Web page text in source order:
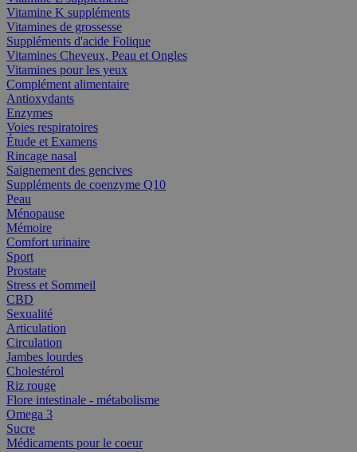
Vitamine K suppléments
Vitamines de grossesse
Suppléments d'acide Folique
Vitamines Cheveux, Peau et Ongles
Vitamines pour les yeux
Complément alimentaire
Antioxydants
Enzymes
Voies respiratoires
Étude et Examens
Rincage nasal
Saignement des gencives
Suppléments de coenzyme Q10
Peau
Ménopause
Mémoire
Comfort urinaire
Sport
Prostate
Stress et Sommeil
CBD
Sexualité
Articulation
Circulation
Jambes lourdes
Cholestérol
Riz rouge
Flore intestinale - métabolisme
Omega 3
Sucre
Médicaments pour le coeur